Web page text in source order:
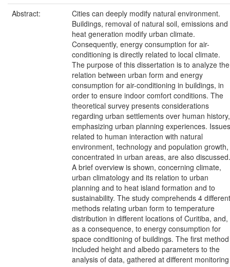
Abstract:
Cities can deeply modify natural environment.
Buildings, removal of natural soil, emissions and
heat generation modify urban climate.
Consequently, energy consumption for air-
conditioning is directly related to local climate.
The purpose of this dissertation is to analyze the
relation between urban form and energy
consumption for air-conditioning in buildings, in
order to ensure indoor comfort conditions. The
theoretical survey presents considerations
regarding urban settlements over human history,
emphasizing urban planning experiences. Issues
related to human interaction with natural
environment, technology and population growth,
concentrated in urban areas, are also discussed.
A brief overview is shown, concerning climate,
urban climatology and its relation to urban
planning and to heat island formation and to
sustainability. The study comprehends 4 different
methods relating urban form to temperature
distribution in different locations of Curitiba, and,
as a consequence, to energy consumption for
space conditioning of buildings. The first method
included height and albedo parameters to the
analysis of data, gathered at different monitoring